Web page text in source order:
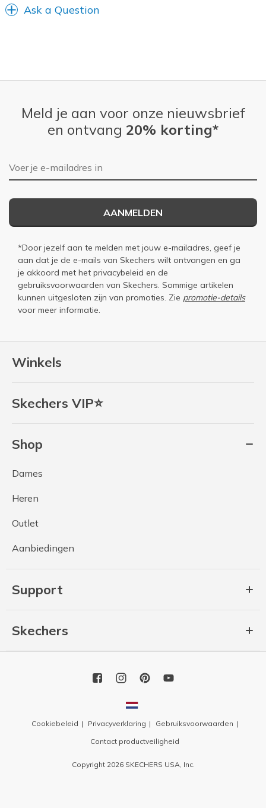
Ask a Question
Winkels
Skechers VIP⭐
Shop
Dames
Heren
Outlet
Aanbiedingen
Support
Skechers
Meld je aan voor onze nieuwsbrief
en ontvang 20% korting*
E-mailadres
AANMELDEN
*Door jezelf aan te melden met jouw e-mailadres, geef je
aan dat je de e-mails van Skechers wilt ontvangen en ga
je akkoord met het privacybeleid en de
gebruiksvoorwaarden van Skechers. Sommige artikelen
kunnen uitgesloten zijn van promoties. Zie promotie-details
voor meer informatie.
Cookiebeleid Privacyverklaring
Gebruiksvoorwaarden
Contact productveiligheid
Copyright 2026 SKECHERS USA, Inc.